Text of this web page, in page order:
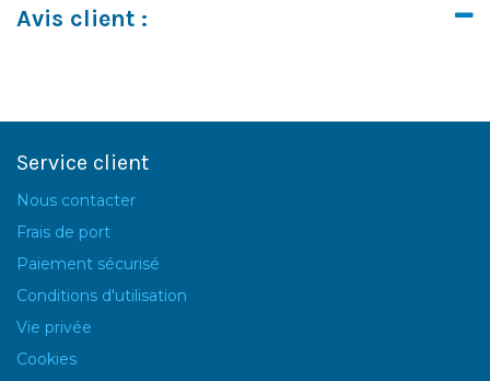
Avis client :
Service client
Nous contacter
Frais de port
Paiement sécurisé
Conditions d'utilisation
Vie privée
Cookies